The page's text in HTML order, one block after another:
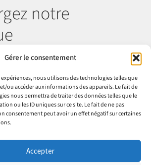
Gérer le consentement
nous utilisons des technologies telles que
ou accéder aux informations des appareils. Le fait de
nous permettra de traiter des données telles que le
ou les ID uniques sur ce site. Le fait de ne pas
consentement peut avoir un effet négatif sur certaines
Accepter
notre